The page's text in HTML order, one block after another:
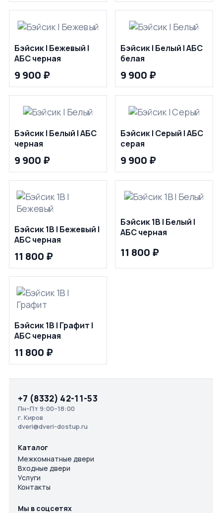
Бэйсик | Бежевый |
АБС черная
9 900 ₽
Бэйсик | Белый | АБС
белая
9 900 ₽
Бэйсик | Белый | АБС
черная
9 900 ₽
Бэйсик | Серый | АБС
серая
9 900 ₽
Бэйсик 1В | Бежевый |
АБС черная
11 800 ₽
Бэйсик 1В | Белый |
АБС черная
11 800 ₽
Бэйсик 1В | Графит |
АБС черная
11 800 ₽
+7 (8332) 42-11-53
Пн–Пт 9:00–18:00
г. Киров
dveri@dveri-dostup.ru
Каталог
Межкомнатные двери
Входные двери
Услуги
Контакты
Мы в соцсетях